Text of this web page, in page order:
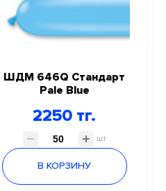
ШДМ 646Q Стандарт
Pale Blue
2250 тг.
шт
В КОРЗИНУ